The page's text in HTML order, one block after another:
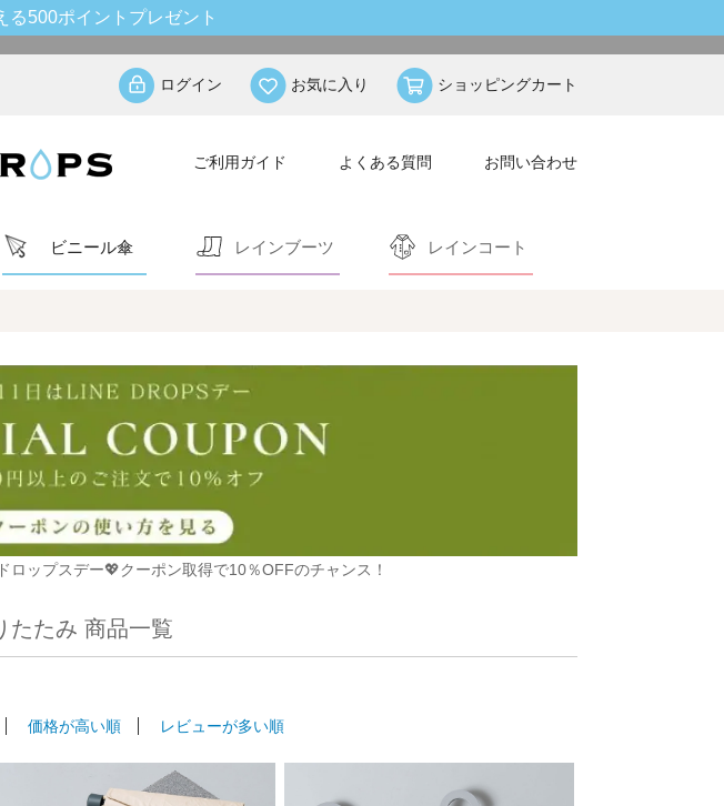
500ポイントプレゼント
ログイン お気に入り ショッピングカート
ご利用ガイド よくある質問 お問い合わせ
ビニール傘 レインブーツ レインコート
ロップスデー💖クーポン取得で10％OFFのチャンス！
たみ 商品一覧
価格が高い順 レビューが多い順